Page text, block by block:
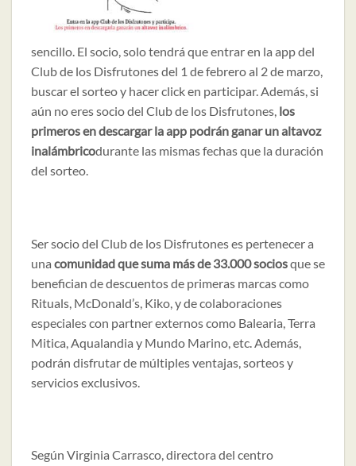
sencillo. El socio, solo tendrá que entrar en la app del
Club de los Disfrutones del 1 de febrero al 2 de marzo,
buscar el sorteo y hacer click en participar. Además, si
aún no eres socio del Club de los Disfrutones, los
primeros en descargar la app podrán ganar un altavoz
inalámbricodurante las mismas fechas que la duración
del sorteo.
Ser socio del Club de los Disfrutones es pertenecer a
una comunidad que suma más de 33.000 sociosque se
benefician de descuentos de primeras marcas como
Rituals, McDonald’s, Kiko, y de colaboraciones
especiales con partner externos como Balearia, Terra
Mitica, Aqualandia y Mundo Marino, etc. Además,
podrán disfrutar de múltiples ventajas, sorteos y
servicios exclusivos.
Según Virginia Carrasco, directora del centro